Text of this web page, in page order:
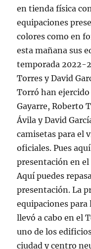
en tienda física
equipaciones
colores como en
esta mañana sus
temporada 2022-
Torres y David
Torró han
Gayarre, Roberto
Ávila y David
camisetas para el
oficiales. Pues
presentación en el
Aquí puedes
presentación. La
equipaciones
llevó a cabo en el
uno de los
ciudad y centro